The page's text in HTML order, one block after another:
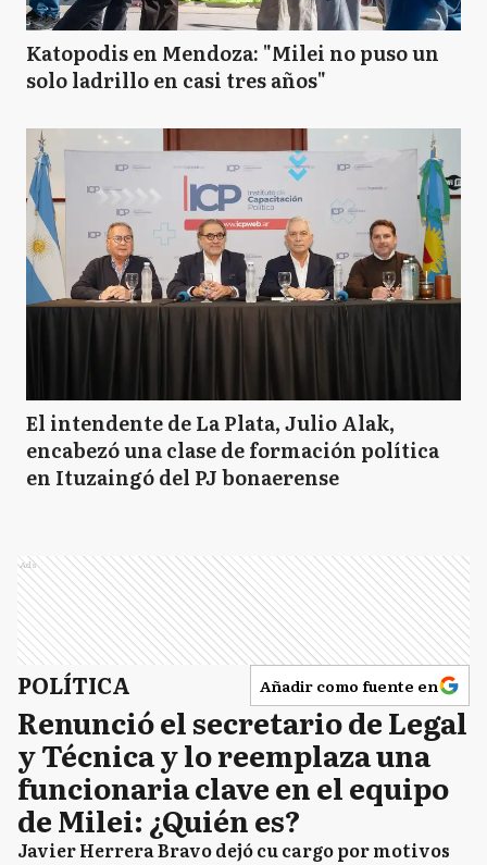
Katopodis en Mendoza: "Milei no puso un
solo ladrillo en casi tres años"
El intendente de La Plata, Julio Alak,
encabezó una clase de formación política
en Ituzaingó del PJ bonaerense
Ads
POLÍTICA Añadir como fuente en
Renunció el secretario de Legal
y Técnica y lo reemplaza una
funcionaria clave en el equipo
de Milei: ¿Quién es?
Javier Herrera Bravo dejó cu cargo por motivos